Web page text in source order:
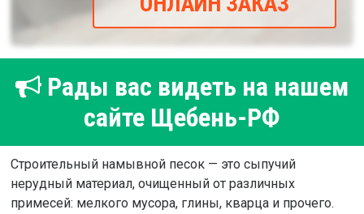
Рады вас видеть на нашем
сайте Щебень-РФ
Строительный намывной песок — это сыпучий
нерудный материал, очищенный от различных
примесей: мелкого мусора, глины, кварца и прочего.